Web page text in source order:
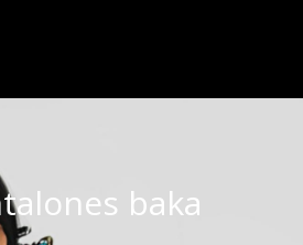
baka